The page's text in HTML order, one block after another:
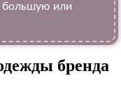
большую или
брендa